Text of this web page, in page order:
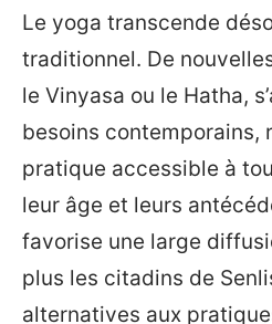
Le yoga transcende
traditionnel. De
le Vinyasa ou le Hatha,
besoins contemporains,
pratique accessible à
leur âge et leurs
favorise une large
plus les citadins de
alternatives aux